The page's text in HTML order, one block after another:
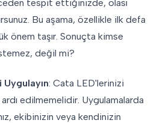
tespit ettiğinizde, olası
Bu aşama, özellikle ilk defa
önem taşır. Sonuçta kimse
değil mi?
: Cata LED'lerinizi
edilmemelidir. Uygulamalarda
ekibinizin veya kendinizin